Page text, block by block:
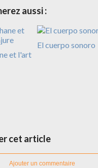
aussi :
et l'art
El cuerpo sonoro
cet article
Ajouter un commentaire